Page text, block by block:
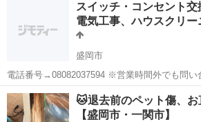
スイッチ・コンセント交
電気工事、ハウスクリー
盛岡市
電話番号→08082037594 ※営業時間外でも問い
【見積もり無料！】 【対応地域︰盛岡市、滝
町、矢巾町、紫波町、花巻市、他は要相談】
交換、増設 アンテナ工...
岩手 盛岡市 電気工事 タウンページ
🐱退去前のペット傷、
【盛岡市・一関市】